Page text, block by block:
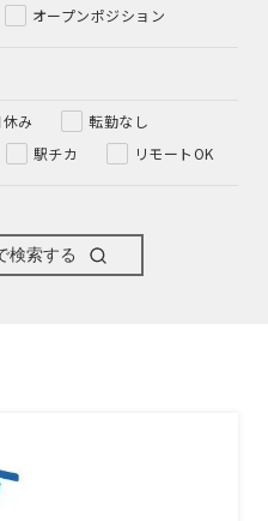
オープンポジション
み
転勤なし
駅チカ リモートOK
検索する